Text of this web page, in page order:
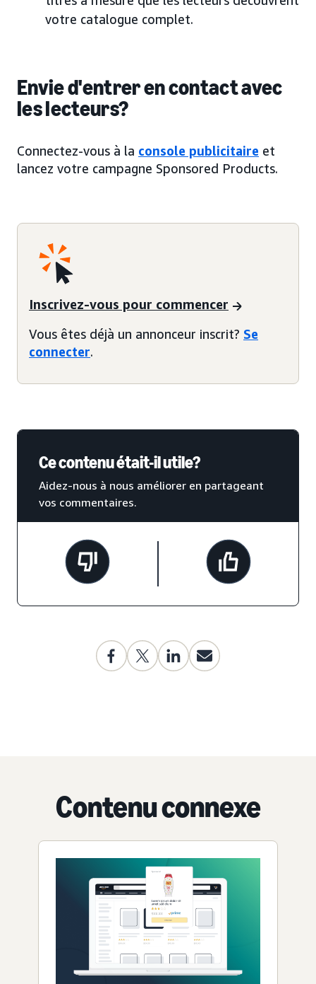
votre catalogue complet.
Envie d'entrer en contact avec
les lecteurs?
Connectez-vous à la console publicitaire et
lancez votre campagne Sponsored Products.
Inscrivez-vous pour commencer
Vous êtes déjà un annonceur inscrit? Se
connecter.
Ce contenu était-il utile?
Aidez-nous à nous améliorer en partageant
vos commentaires.
Contenu connexe